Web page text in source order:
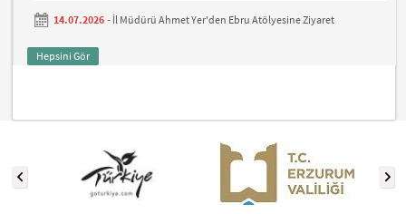
14.07.2026 - İl Müdürü Ahmet Yer'den Ebru Atölyesine Ziyaret
Hepsini Gör